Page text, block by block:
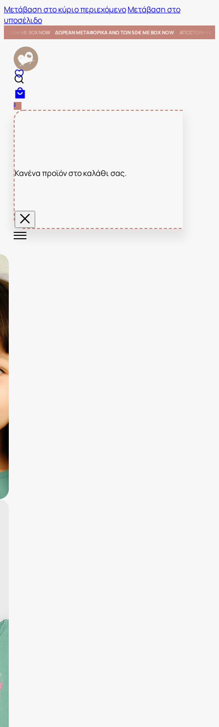
Μετάβαση στο κύριο περιεχόμενοΜετάβαση στο
υποσέλιδο
BOX NOW ΑΠΟΣΤΟΛΗ ΜΕ BOX NOW ΔΩΡΕΑΝ ΜΕΤΑΦΟΡΙΚΑ ΑΝΩ ΤΩΝ 50€ ΜΕ BOX NOW
0
Κανένα προϊόν στο καλάθι σας.